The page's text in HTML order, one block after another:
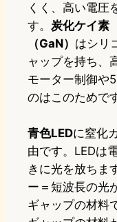
くく、高い電圧
す。 炭化ケイ素
（GaN） はシリ
ャップを持ち、
モーター制御や
のはこのためで
青色LEDに窒化
由です。LEDは
きに光を放ちま
ー＝短波長の光
ギャップの材料